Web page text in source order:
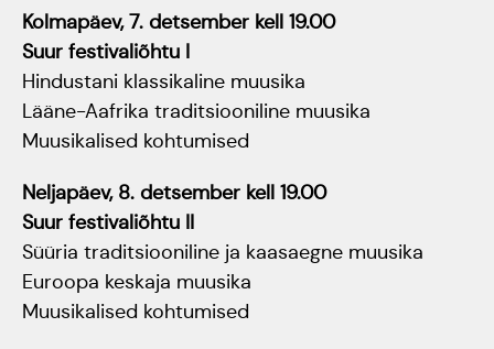
Jõuluootuskontsert
"Christmas Dreams"
4.detsembril 2023
Pauluse kirikus
XIX Gaudeamus
Vilniuses 2022
Tantsuetendus
Kolmapäev, 7. detsember kell 19.00
Suur festivaliõhtu I
Hindustani klassikaline muusika
Lääne-Aafrika traditsiooniline muusika
Muusikalised kohtumised
Neljapäev, 8. detsember kell 19.00
Suur festivaliõhtu II
Süüria traditsiooniline ja kaasaegne muusika
Euroopa keskaja muusika
Muusikalised kohtumised